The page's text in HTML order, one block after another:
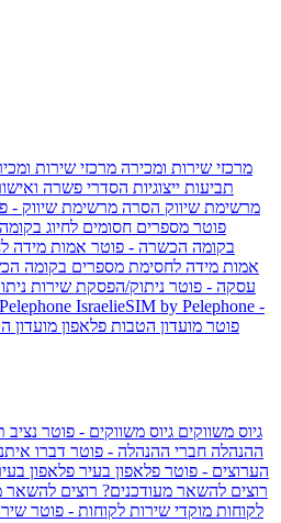
מרכזי שירות ומכירה מרכזי שירות
תביעות ייצוגיות הסדרי פשרה
מרשימת שיווק הסרה מרשימת שיווק -
פוטר מספרים חסומים לחיוג
בקומה הכשרה - פוטר אמות מידה
אמות מידה לחסימת מספרים בקומה
עסקה - פוטר ניתוק/הפסקת שירות
IsraelieSIM by Pelephone -
פוטר מועדון הטבות פלאפון מועדון
גיוס משווקים גיוס משווקים - פוטר נציב
ההנהלה חברי ההנהלה - פוטר דברו
הערוצים - פוטר פלאפון בעיר פלאפון
רוצים להשאר מעודכנים? רוצים להשאר
לקוחות מוקדי שירות לקוחות - פוטר